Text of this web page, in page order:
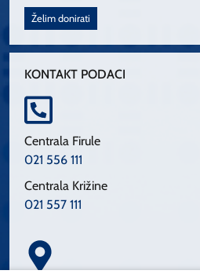
Želim donirati
KONTAKT PODACI
Centrala Firule
021 556 111
Centrala Križine
021 557 111